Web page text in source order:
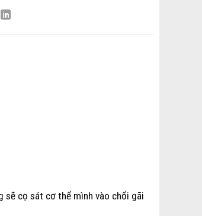
sẽ cọ sát cơ thể mình vào chổi gãi